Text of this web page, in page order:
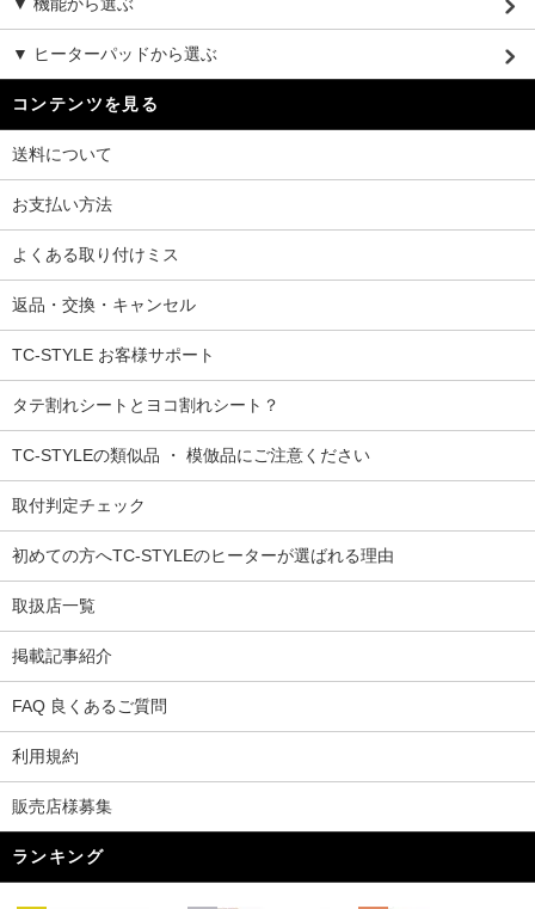
▼ ヒーターパッドから選ぶ
コンテンツを見る
送料について
お支払い方法
よくある取り付けミス
返品・交換・キャンセル
TC-STYLE お客様サポート
タテ割れシートとヨコ割れシート？
TC-STYLEの類似品 ・ 模倣品にご注意ください
取付判定チェック
初めての方へTC-STYLEのヒーターが選ばれる理由
取扱店一覧
掲載記事紹介
FAQ 良くあるご質問
利用規約
販売店様募集
ランキング